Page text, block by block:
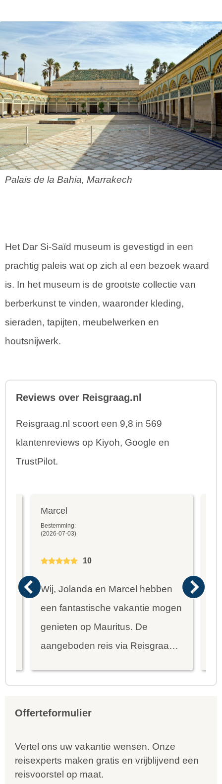
Palais de la Bahia, Marrakech
Het Dar Si-Saïd museum is gevestigd in een
prachtig paleis wat op zich al een bezoek waard
is. In het museum is de grootste collectie van
berberkunst te vinden, waaronder kleding,
sieraden, tapijten, meubelwerken en
houtsnijwerk.
Reviews over Reisgraag.nl
Reisgraag.nl scoort een 9,8 in 569
klantenreviews op Kiyoh, Google en
TrustPilot.
Marcel
Bestemming:
(2026-07-03)
10
Wij, Jolanda en Marcel hebben
een fantastische vakantie mogen
genieten op Mauritus. De
aangeboden reis via Reisgraag
mooie dingen van het eiland te
Offerteformulier
Vertel ons uw vakantie wensen. Onze
reisexperts maken gratis en vrijblijvend een
reisvoorstel op maat.